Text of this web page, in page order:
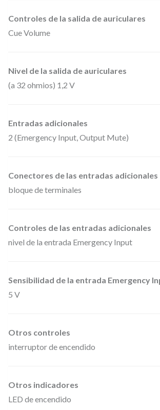
Controles de la salida de auriculares
Cue Volume
Nivel de la salida de auriculares
(a 32 ohmios) 1,2 V
Entradas adicionales
2 (Emergency Input, Output Mute)
Conectores de las entradas adicionales
bloque de terminales
Controles de las entradas adicionales
nivel de la entrada Emergency Input
Sensibilidad de la entrada Emergency
5 V
Otros controles
interruptor de encendido
Otros indicadores
LED de encendido